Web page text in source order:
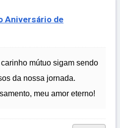
Aniversário de
mútuo sigam sendo
da nossa jornada.
meu amor eterno!